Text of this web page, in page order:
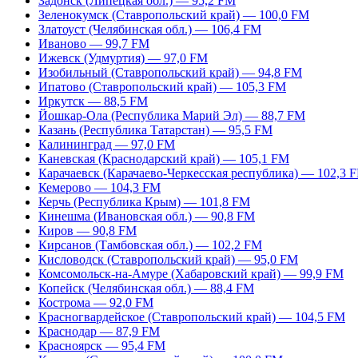
Зеленокумск (Ставропольский край) — 100,0 FM
Златоуст (Челябинская обл.) — 106,4 FM
Иваново — 99,7 FM
Ижевск (Удмуртия) — 97,0 FM
Изобильный (Ставропольский край) — 94,8 FM
Ипатово (Ставропольский край) — 105,3 FM
Иркутск — 88,5 FM
Йошкар-Ола (Республика Марий Эл) — 88,7 FM
Казань (Республика Татарстан) — 95,5 FM
Калининград — 97,0 FM
Каневская (Краснодарский край) — 105,1 FM
Карачаевск (Карачаево-Черкесская республика) — 102,3
Кемерово — 104,3 FM
Керчь (Республика Крым) — 101,8 FM
Кинешма (Ивановская обл.) — 90,8 FM
Киров — 90,8 FM
Кирсанов (Тамбовская обл.) — 102,2 FM
Кисловодск (Ставропольский край) — 95,0 FM
Комсомольск-на-Амуре (Хабаровский край) — 99,9 FM
Копейск (Челябинская обл.) — 88,4 FM
Кострома — 92,0 FM
Красногвардейское (Ставропольский край) — 104,5 FM
Краснодар — 87,9 FM
Красноярск — 95,4 FM